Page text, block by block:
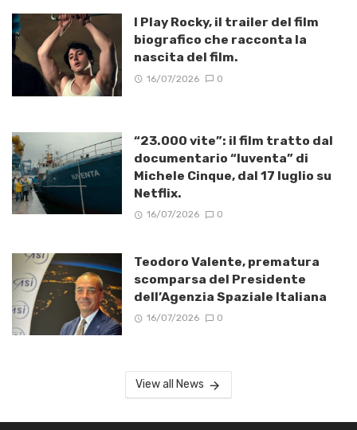
I Play Rocky, il trailer del film
biografico che racconta la
nascita del film.
16/07/2026 0
“23.000 vite”: il film tratto dal
documentario “Iuventa” di
Michele Cinque, dal 17 luglio su
Netflix.
16/07/2026 0
Teodoro Valente, prematura
scomparsa del Presidente
dell’Agenzia Spaziale Italiana
16/07/2026 0
View all News